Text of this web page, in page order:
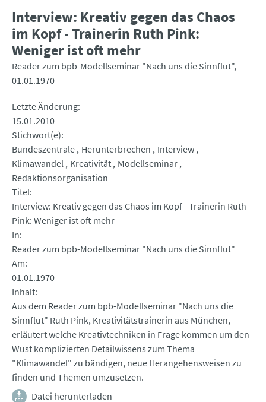
Interview: Kreativ gegen das Chaos
im Kopf - Trainerin Ruth Pink:
Weniger ist oft mehr
Reader zum bpb-Modellseminar "Nach uns die Sinnflut"
01.01.1970
Letzte Änderung
15.01.2010
Stichwort(e)
Bundeszentrale Herunterbrechen
Interview
Klimawandel Kreativität Modellseminar
Redaktionsorganisation
Titel
Interview: Kreativ gegen das Chaos im Kopf - Trainerin Ruth
Pink: Weniger ist oft mehr
In
Reader zum bpb-Modellseminar "Nach uns die Sinnflut"
Am
01.01.1970
Inhalt
Aus dem Reader zum bpb-Modellseminar "Nach uns die
Sinnflut" Ruth Pink, Kreativitätstrainerin aus München,
erläutert welche Kreativtechniken in Frage kommen um den
Wust komplizierten Detailwissens zum Thema
"Klimawandel" zu bändigen, neue Herangehensweisen zu
finden und Themen umzusetzen.
Datei herunterladen